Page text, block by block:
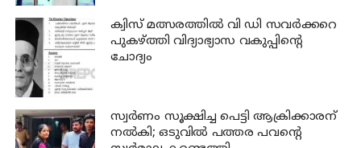
ക്വിസ് മത്സരത്തില്‍ വി ഡി സവര്‍ക്കറെ
പുകഴ്ത്തി വിദ്യാഭ്യാസ വകുപ്പിന്റെ
ചോദ്യം
സ്വര്‍ണം സൂക്ഷിച്ച പെട്ടി ആക്രിക്കാരന്
നല്‍കി; ഒടുവില്‍ പത്തര പവന്റെ